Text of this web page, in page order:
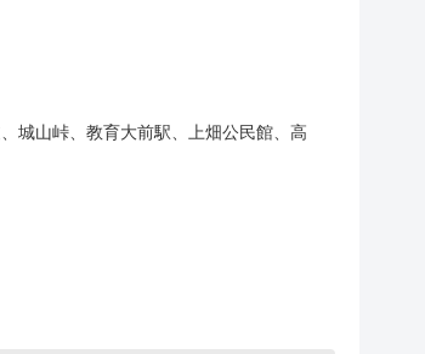
城山峠、教育大前駅、上畑公民館、高